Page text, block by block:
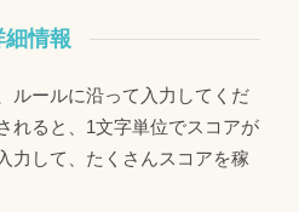
細情報
ルールに沿って入力してくだ
れると、1文字単位でスコアが
力して、たくさんスコアを稼